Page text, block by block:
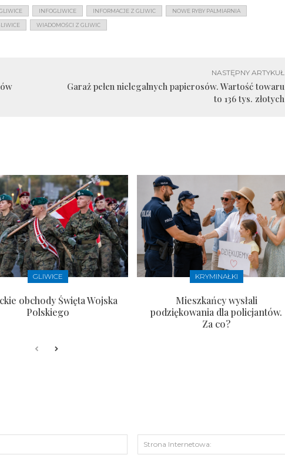
INFOGLIWICE INFORMACJE Z GLIWIC NOWE RYBY PALMIARNIA
WIADOMOŚCI Z GLIWIC
NASTĘPNY ARTYKUŁ
Garaż pełen nielegalnych papierosów. Wartość towaru
to 136 tys. złotych
GLIWICE
obchody Święta Wojska
Polskiego
KRYMINAŁKI
Mieszkańcy wysłali
podziękowania dla policjantów.
Za co?
mail: